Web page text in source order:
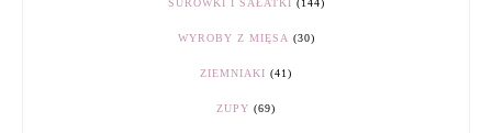
WYROBY Z MIĘSA (30)
ZIEMNIAKI (41)
ZUPY (69)